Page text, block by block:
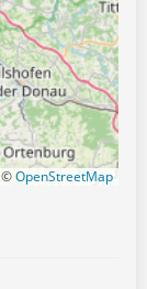
©OpenStreetMap